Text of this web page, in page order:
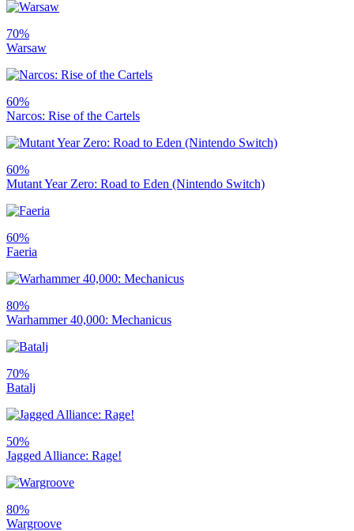
70%
Warsaw
60%
Narcos: Rise of the Cartels
60%
Mutant Year Zero: Road to Eden (Nintendo Switch)
60%
Faeria
80%
Warhammer 40,000: Mechanicus
70%
Batalj
50%
Jagged Alliance: Rage!
80%
Wargroove